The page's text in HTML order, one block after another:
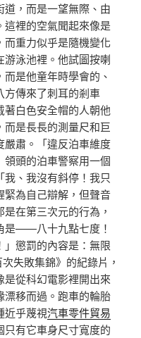
，而是一望無際、由
這裡的空氣聞起來像是
而重力似乎是隨機變化
泳池裡。他試圖按喇
是他童年時學會的、
方傳來了刺耳的剎車
著白色安全帽的人朝他
是長長的測量尺和巨
嚴肅。「違反泊車維度
頭的泊車警察用一個
、我沒有斜停！我只
緊為自己辯解，但聲音
在第三次元的行為，
是——八十九點七度！
懲罰的內容是：無限
失敗集錦》的紀錄片，
從科幻電影裡開出來
漂移而過。跑車的輪胎
近乎蔑視汽車零件貿易
有它車身尺寸寬度的